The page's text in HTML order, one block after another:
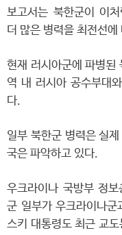
보고서는 북한군이 이
더 많은 병력을 최전선
현재 러시아군에 파병된
역 내 러시아 공수부대
다.
일부 북한군 병력은 실
국은 파악하고 있다.
우크라이나 국방부 정
군 일부가 우크라이나
스키 대통령도 최근 교